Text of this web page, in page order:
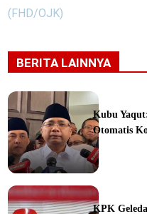
(FHD/OJK)
BERITA LAINNYA
Kubu
Otomatis
KPK